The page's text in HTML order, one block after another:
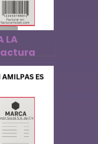
LA